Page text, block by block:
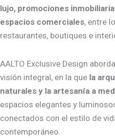
lujo, promociones
espacios comerciales, entre
restaurantes, boutiques e
AALTO Exclusive Design
visión integral, en la que la
naturales y la artesanía a
espacios elegantes y
conectados con el estilo de
contemporáneo.